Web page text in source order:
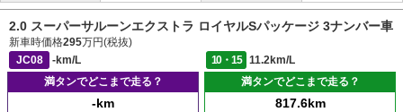
2.0 スーパーサルーンエクストラ ロイヤルSパッケージ 3ナンバー車
新車時価格295万円(税抜)
JC08
-km/L 10・15
11.2km/L
満タンでどこまで走る？
-km
満タンでどこまで走る？
817.6km